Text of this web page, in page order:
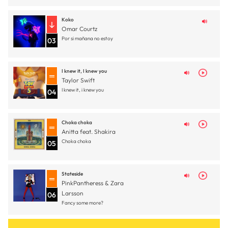
03
Koko
Omar Courtz
Por si mañana no estoy
04
I knew it, I knew you
Taylor Swift
I knew it, i knew you
05
Choka choka
Anitta feat. Shakira
Choka choka
06
Stateside
PinkPantheress & Zara
Larsson
Fancy some more?